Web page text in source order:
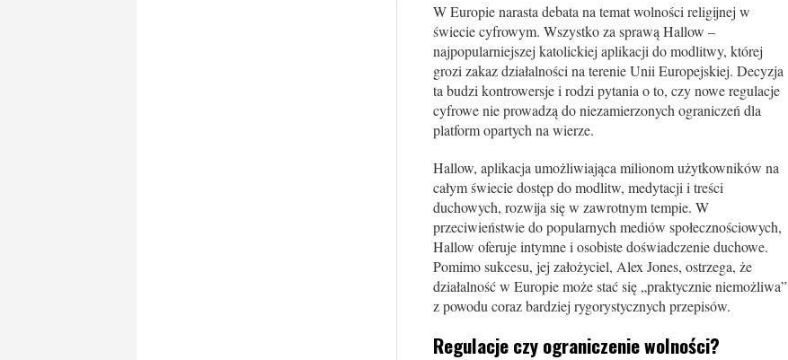
W Europie narasta debata na temat wolności religijnej w
świecie cyfrowym. Wszystko za sprawą Hallow –
najpopularniejszej katolickiej aplikacji do modlitwy, której
grozi zakaz działalności na terenie Unii Europejskiej. Decyzja
ta budzi kontrowersje i rodzi pytania o to, czy nowe regulacje
cyfrowe nie prowadzą do niezamierzonych ograniczeń dla
platform opartych na wierze.
Hallow, aplikacja umożliwiająca milionom użytkowników na
całym świecie dostęp do modlitw, medytacji i treści
duchowych, rozwija się w zawrotnym tempie. W
przeciwieństwie do popularnych mediów społecznościowych,
Hallow oferuje intymne i osobiste doświadczenie duchowe.
Pomimo sukcesu, jej założyciel, Alex Jones, ostrzega, że
działalność w Europie może stać się „praktycznie niemożliwa”
z powodu coraz bardziej rygorystycznych przepisów.
Regulacje czy ograniczenie wolności?